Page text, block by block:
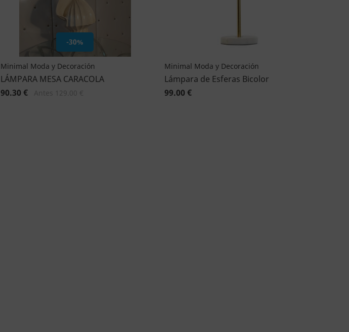
-30%
Minimal Moda y Decoración
LÁMPARA MESA CARACOLA
90.30 €
Minimal Moda y Decoración
Lámpara de Esferas Bicolor
99.00 €